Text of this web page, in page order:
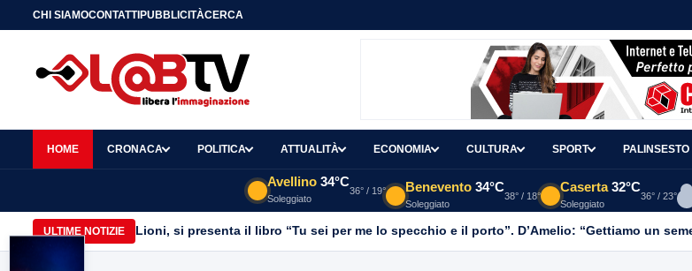
CHI SIAMOCONTATTIPUBBLICITÀCERCA
HOME CRONACA POLITICA ATTUALITÀ ECONOMIA CULTURA SPORT PALINSESTO
Avellino 34°C
Soleggiato
36° / 19° Benevento 34°C
Soleggiato
38° / 18°
Caserta 32°C
Soleggiato
36° / 23°
ULTIME NOTIZIE Lioni, si presenta il libro “Tu sei per me lo specchio e il porto”. D’Amelio: “Gettiamo un